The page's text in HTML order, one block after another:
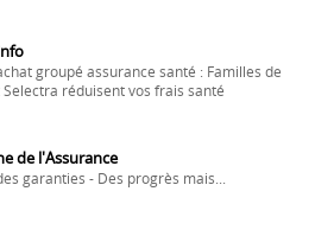
groupé assurance santé : Familles de
Selectra réduisent vos frais santé
de l'Assurance
garanties - Des progrès mais...